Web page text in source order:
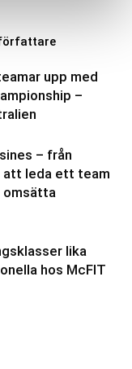
upp med
–
– från
att leda ett team
omsätta
lika
hos McFIT